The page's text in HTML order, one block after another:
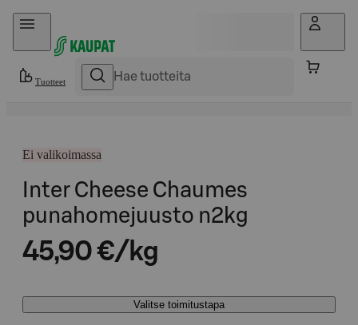
Hyppää sisältöön
Tuotteet
Ei valikoimassa
Inter Cheese Chaumes
punahomejuusto n2kg
45,90 €/kg
Valitse toimitustapa